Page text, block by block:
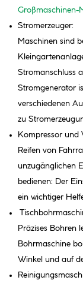
Großmaschinen-
Stromerzeuger:
Maschinen sind
Stromanschluss
Stromgenerator
verschiedenen
zu
Kompressor und
Reifen von
unzugänglichen
bedienen: Der
ein wichtiger
Präzises Bohren
Bohrmaschine
Winkel und auf